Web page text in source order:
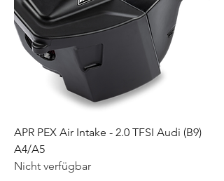
APR PEX Air Intake - 2.0 TFSI Audi (B9)
A4/A5
Nicht verfügbar